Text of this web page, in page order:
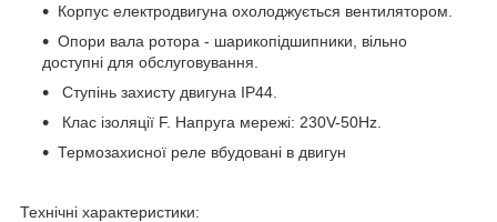
Корпус електродвигуна охолоджується вентилятором.
Опори вала ротора - шарикопідшипники, вільно
доступні для обслуговування.
Ступінь захисту двигуна IP44.
Клас ізоляції F. Напруга мережі: 230V-50Hz.
Термозахисної реле вбудовані в двигун
Технічні характеристики: